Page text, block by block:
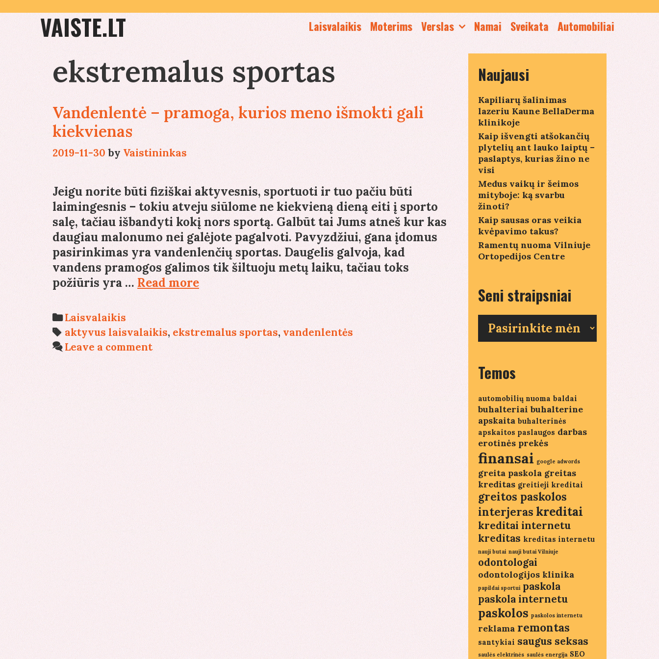
to
contentVAISTE.LT Laisvalaikis Moterims Verslas Namai Sveikata Automobiliai
ekstremalus sportas
Vandenlentė – pramoga, kurios meno išmokti gali
kiekvienas
2019-11-30 by Vaistininkas
Jeigu norite būti fiziškai aktyvesnis, sportuoti ir tuo pačiu būti
laimingesnis – tokiu atveju siūlome ne kiekvieną dieną eiti į sporto
salę, tačiau išbandyti kokį nors sportą. Galbūt tai Jums atneš kur kas
daugiau malonumo nei galėjote pagalvoti. Pavyzdžiui, gana įdomus
pasirinkimas yra vandenlenčių sportas. Daugelis galvoja, kad
vandens pramogos galimos tik šiltuoju metų laiku, tačiau toks
požiūris yra … Read moreVandenlentė
–
pramoga,
kurios
meno
išmokti
gali
kiekvienas
Categories
Laisvalaikis
Tags
aktyvus laisvalaikis, ekstremalus sportas, vandenlentės
Leave a comment
Naujausi
Kapiliarų šalinimas
lazeriu Kaune BellaDerma
klinikoje
Kaip išvengti atšokančių
plytelių ant lauko laiptų –
paslaptys, kurias žino ne
visi
Medus vaikų ir šeimos
mityboje: ką svarbu
žinoti?
Kaip sausas oras veikia
kvėpavimo takus?
Ramentų nuoma Vilniuje
Ortopedijos Centre
Seni straipsniai
straipsniai
Temos
automobilių nuoma baldai
buhalteriai buhalterine
apskaita buhalterinės
apskaitos paslaugos darbas
erotinės prekės
finansai google adwords
greita paskola greitas
kreditas greitieji kreditai
greitos paskolos
interjeras kreditai
kreditai internetu
kreditas kreditas internetu
nauji butai nauji butai Vilniuje
odontologai
odontologijos klinika
papildai sportui paskola
paskola internetu
paskolos paskolos internetu
reklama remontas
santykiai saugus seksas
saulės elektrinės saulės energija SEO